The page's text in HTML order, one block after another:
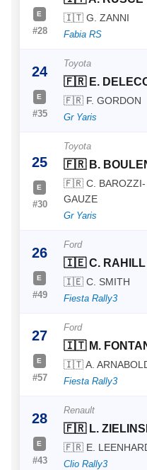
E
#28
🇮🇹 G. ZANNI
Fabia RS
24
E
#35
Toyota
🇫🇷 E.
🇫🇷 F. GORDON
Gr Yaris
25
E
#30
Toyota
🇫🇷 B.
🇫🇷 C. BAROZZI-
GAUZE
Gr Yaris
26
E
#49
Ford
🇮🇪 C. RAHILL
🇮🇪 C. SMITH
Fiesta Rally3
27
E
#57
Ford
🇮🇹 M.
🇮🇹 A.
Fiesta Rally3
28
E
#43
Renault
🇫🇷 L.
🇫🇷 E.
Clio Rally3